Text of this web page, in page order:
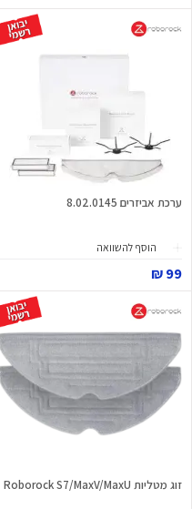
ערכת אביזרים 8.02.0145
הוסף להשוואה
99 ₪
זוג מטליות Roborock S7/MaxV/MaxU